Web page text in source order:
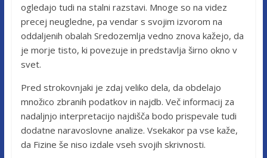
ogledajo tudi na stalni razstavi. Mnoge so na videz
precej neugledne, pa vendar s svojim izvorom na
oddaljenih obalah Sredozemlja vedno znova kažejo, da
je morje tisto, ki povezuje in predstavlja širno okno v
svet.
Pred strokovnjaki je zdaj veliko dela, da obdelajo
množico zbranih podatkov in najdb. Več informacij za
nadaljnjo interpretacijo najdišča bodo prispevale tudi
dodatne naravoslovne analize. Vsekakor pa vse kaže,
da Fizine še niso izdale vseh svojih skrivnosti.